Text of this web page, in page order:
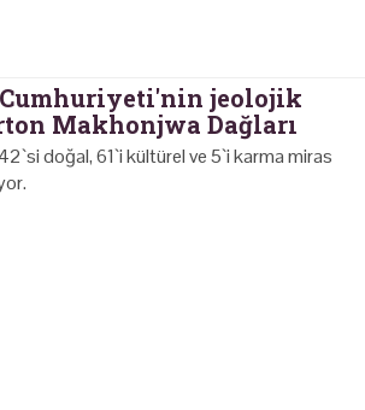
jeolojik
Makhonjwa Dağları
doğal, 61`i kültürel ve 5`i karma miras